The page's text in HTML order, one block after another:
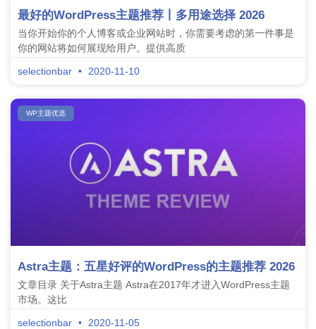
最好的WordPress主题推荐丨多用途选择 2026
当你开始你的个人博客或企业网站时，你需要考虑的第一件事是
你的网站将如何展现给用户。提供高质
selectionbar 2020-11-10
WP主题优选
Astra主题：五星好评的WordPress的主题推荐 2026
文章目录 关于Astra主题 Astra在2017年才进入WordPress主题
市场。这比
selectionbar 2020-11-05